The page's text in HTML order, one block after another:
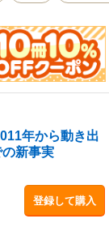
は見えない）サトル
きた活動を継続的
が、プッタパルテ
ババの計画が今も受
りなく進展してい
地球に登場し、存
となる格好の書で
年から動き出
新事実
登録して購入